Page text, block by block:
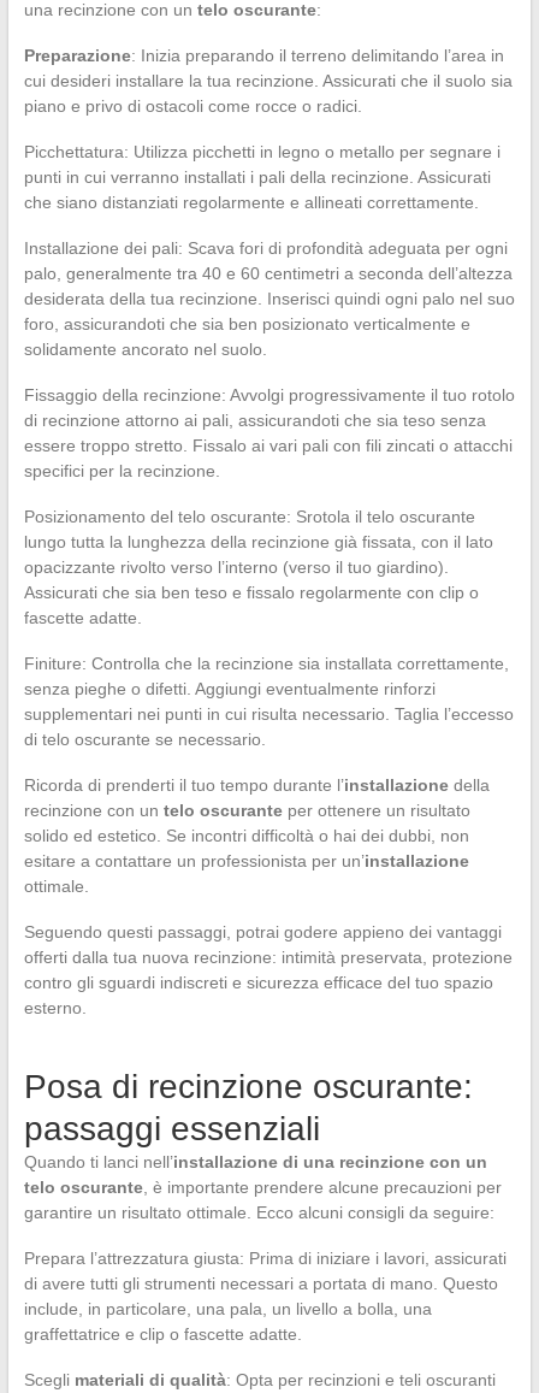
una recinzione con un telo oscurante:
Preparazione: Inizia preparando il terreno delimitando l’area in
cui desideri installare la tua recinzione. Assicurati che il suolo sia
piano e privo di ostacoli come rocce o radici.
Picchettatura: Utilizza picchetti in legno o metallo per segnare i
punti in cui verranno installati i pali della recinzione. Assicurati
che siano distanziati regolarmente e allineati correttamente.
Installazione dei pali: Scava fori di profondità adeguata per ogni
palo, generalmente tra 40 e 60 centimetri a seconda dell’altezza
desiderata della tua recinzione. Inserisci quindi ogni palo nel suo
foro, assicurandoti che sia ben posizionato verticalmente e
solidamente ancorato nel suolo.
Fissaggio della recinzione: Avvolgi progressivamente il tuo rotolo
di recinzione attorno ai pali, assicurandoti che sia teso senza
essere troppo stretto. Fissalo ai vari pali con fili zincati o attacchi
specifici per la recinzione.
Posizionamento del telo oscurante: Srotola il telo oscurante
lungo tutta la lunghezza della recinzione già fissata, con il lato
opacizzante rivolto verso l’interno (verso il tuo giardino).
Assicurati che sia ben teso e fissalo regolarmente con clip o
fascette adatte.
Finiture: Controlla che la recinzione sia installata correttamente,
senza pieghe o difetti. Aggiungi eventualmente rinforzi
supplementari nei punti in cui risulta necessario. Taglia l’eccesso
di telo oscurante se necessario.
Ricorda di prenderti il tuo tempo durante l’installazionedella
recinzione con un telo oscuranteper ottenere un risultato
solido ed estetico. Se incontri difficoltà o hai dei dubbi, non
esitare a contattare un professionista per un’installazione
ottimale.
Seguendo questi passaggi, potrai godere appieno dei vantaggi
offerti dalla tua nuova recinzione: intimità preservata, protezione
contro gli sguardi indiscreti e sicurezza efficace del tuo spazio
esterno.
Posa di recinzione oscurante:
passaggi essenziali
Quando ti lanci nell’installazione di una recinzione con un
telo oscurante, è importante prendere alcune precauzioni per
garantire un risultato ottimale. Ecco alcuni consigli da seguire:
Prepara l’attrezzatura giusta: Prima di iniziare i lavori, assicurati
di avere tutti gli strumenti necessari a portata di mano. Questo
include, in particolare, una pala, un livello a bolla, una
graffettatrice e clip o fascette adatte.
Scegli materiali di qualità: Opta per recinzioni e teli oscuranti